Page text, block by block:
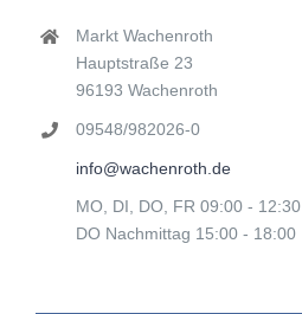
Markt Wachenroth
Hauptstraße 23
96193 Wachenroth
09548/982026-0
info@wachenroth.de
MO, DI, DO, FR 09:00 - 12:30
DO Nachmittag 15:00 - 18:00